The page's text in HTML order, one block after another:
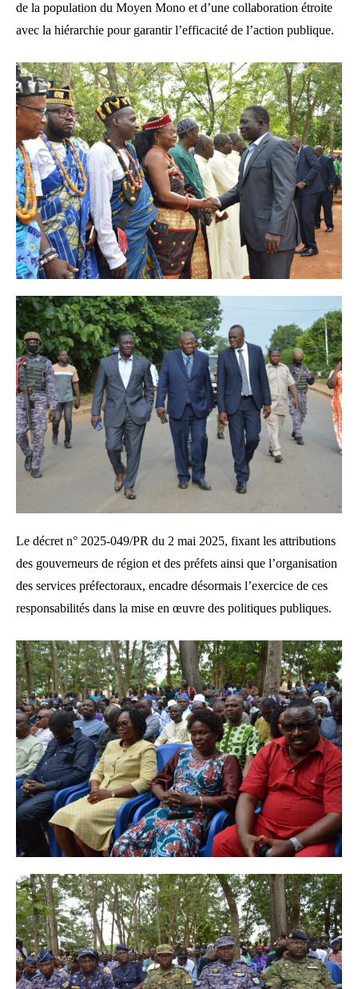
de la population du Moyen Mono et d’une collaboration étroite
avec la hiérarchie pour garantir l’efficacité de l’action publique.
Le décret n° 2025-049/PR du 2 mai 2025, fixant les attributions
des gouverneurs de région et des préfets ainsi que l’organisation
des services préfectoraux, encadre désormais l’exercice de ces
responsabilités dans la mise en œuvre des politiques publiques.